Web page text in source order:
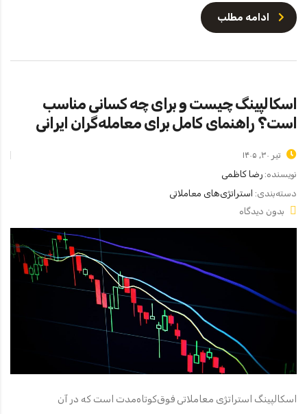
ادامه مطلب
اسکالپینگ چیست و برای چه کسانی مناسب
است؟ راهنمای کامل برای معامله‌گران ایرانی
تیر ۳۰, ۱۴۰۵
نویسنده: رضا کاظمی
دسته‌بندی: استراتژی‌های معاملاتی
بدون دیدگاه
اسکالپینگ استراتژی معاملاتی فوق‌کوتاه‌مدت است که در آن